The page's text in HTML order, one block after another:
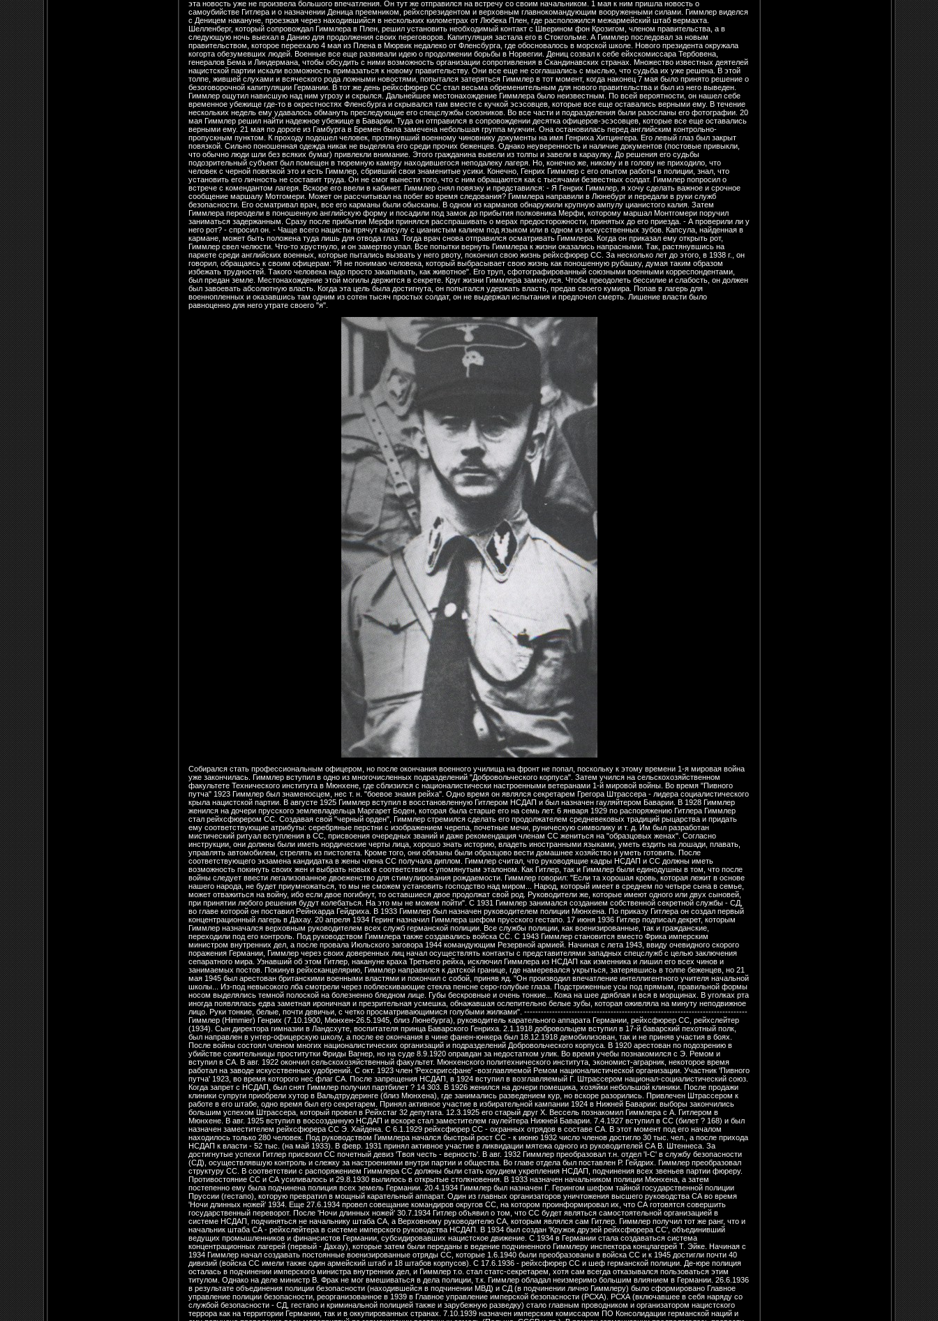
Собирался стать профессиональным офицером, но после окончания военного училища на фронт не попал, поскольку к этому времени 1-я мировая война уже закончилась. Гиммлер вступил в одно из многочисленных подразделений "Добровольческого корпуса". Затем учился на сельскохозяйственном факультете Технического института в Мюнхене, где сблизился с националистически настроенными ветеранами 1-й мировой войны. Во время "Пивного путча" 1923 Гиммлер был знаменосцем, нес т. н. "боевое знамя рейха". Одно время он являлся секретарем Грегора Штрассера - лидера социалистического крыла нацистской партии. В августе 1925 Гиммлер вступил в восстановленную Гитлером НСДАП и был назначен гауляйтером Баварии. В 1928 Гиммлер женился на дочери прусского землевладельца Маргарет Боден, которая была старше его на семь лет. 6 января 1929 по распоряжению Гитлера Гиммлер стал рейхсфюрером СС. Создавая свой "черный орден", Гиммлер стремился сделать его продолжателем средневековых традиций рыцарства и придать ему соответствующие атрибуты: серебряные перстни с изображением черепа, почетные мечи, руническую символику и т. д. Им был разработан мистический ритуал вступления в СС, присвоения очередных званий и даже рекомендация членам СС жениться на "образцовых женах". Согласно инструкции, они должны были иметь нордические черты лица, хорошо знать историю, владеть иностранными языками, уметь ездить на лошади, плавать, управлять автомобилем, стрелять из пистолета. Кроме того, они обязаны были образцово вести домашнее хозяйство и уметь готовить. После соответствующего экзамена кандидатка в жены члена СС получала диплом. Гиммлер считал, что руководящие кадры НСДАП и СС должны иметь возможность покинуть своих жен и выбрать новых в соответствии с упомянутым эталоном. Как Гитлер, так и Гиммлер были единодушны в том, что после войны следует ввести легализованное двоеженство для стимулирования рождаемости. Гиммлер говорил: "Если та хорошая кровь, которая лежит в основе нашего народа, не будет приумножаться, то мы не сможем установить господство над миром... Народ, который имеет в среднем по четыре сына в семье, может отважиться на войну, ибо если двое погибнут, то оставшиеся двое продолжат свой род. Руководители же, которые имеют одного или двух сыновей, при принятии любого решения будут колебаться. На это мы не можем пойти". С 1931 Гиммлер занимался созданием собственной секретной службы - СД, во главе которой он поставил Рейнхарда Гейдриха. В 1933 Гиммлер был назначен руководителем полиции Мюнхена. По приказу Гитлера он создал первый концентрационный лагерь в Дахау. 20 апреля 1934 Геринг назначил Гиммлера шефом прусского гестапо. 17 июня 1936 Гитлер подписал декрет, которым Гиммлер назначался верховным руководителем всех служб германской полиции. Все службы полиции, как военизированные, так и гражданские, переходили под его контроль. Под руководством Гиммлера также создавались войска СС. С 1943 Гиммлер становится вместо Фрика имперским министром внутренних дел, а после провала Июльского заговора 1944 командующим Резервной армией. Начиная с лета 1943, ввиду очевидного скорого поражения Германии, Гиммлер через своих доверенных лиц начал осуществлять контакты с представителями западных спецслужб с целью заключения сепаратного мира. Узнавший об этом Гитлер, накануне краха Третьего рейха, исключил Гиммлера из НСДАП как изменника и лишил его всех чинов и занимаемых постов. Покинув рейхсканцелярию, Гиммлер направился к датской границе, где намеревался укрыться, затерявшись в толпе беженцев, но 21 мая 1945 был арестован британскими военными властями и покончил с собой, приняв яд. "Он производил впечатление интеллигентного учителя начальной школы... Из-под невысокого лба смотрели через поблескивающие стекла пенсне серо-голубые глаза. Подстриженные усы под прямым, правильной формы носом выделялись темной полоской на болезненно бледном лице. Губы бескровные и очень тонкие... Кожа на шее дряблая и вся в морщинах. В уголках рта иногда появлялась едва заметная ироничная и презрительная усмешка, обнажавшая ослепительно белые зубы, которая оживляла на минуту неподвижное лицо. Руки тонкие, белые, почти девичьи, с четко просматривающимися голубыми жилками". -------------------------------------------------------------------------------- Гиммлер (Himmier) Генрих (7.10.1900, Мюнхен-26.5.1945, близ Люнебурга), руководитель карательного аппарата Германии, рейхсфюрер СС, рейхслейтер (1934). Сын директора гимназии в Ландсхуте, воспитателя принца Баварского Генриха. 2.1.1918 добровольцем вступил в 17-й баварский пехотный полк, был направлен в унтер-офицерскую школу, а после ее окончания в чине фанен-юнкера был 18.12.1918 демобилизован, так и не приняв участия в боях. После войны состоял членом многих националистических организаций и подразделений Добровольческого корпуса. В 1920 арестован по подозрению в убийстве сожительницы проститутки Фриды Вагнер, но на суде 8.9.1920 оправдан за недостатком улик. Во время учебы познакомился с Э. Ремом и вступил в СА. В авг. 1922 окончил сельскохозяйственный факультет. Мюнхенского политехнического института, экономист-аграрник, некоторое время работал на заводе искусственных удобрений. С окт. 1923 член 'Рехскригсфане' -возглавляемой Ремом националистической организации. Участник 'Пивного путча' 1923, во время которого нес флаг СА. После запрещения НСДАП, в 1924 вступил в возглавляемый Г. Штрассером национал-социалистический союз. Когда запрет с НСДАП, был снят Гиммлер получил партбилет ? 14 303. В 1926 женился на дочери помещика, хозяйки небольшой клиники. После продажи клиники супруги приобрели хутор в Вальдтрудеринге (близ Мюнхена), где занимались разведением кур, но вскоре разорились. Привлечен Штрассером к работе в его штабе, одно время был его секретарем. Принял активное участие в избирательной кампании 1924 в Нижней Баварии: выборы закончились большим успехом Штрассера, который провел в Рейхстаг 32 депутата. 12.3.1925 его старый друг X. Вессель познакомил Гиммлера с А. Гитлером в Мюнхене. В авг. 1925 вступил в воссозданную НСДАП и вскоре стал заместителем гаулейтера Нижней Баварии. 7.4.1927 вступил в СС (билет ? 168) и был назначен заместителем рейхсфюрера СС Э. Хайдена. С 6.1.1929 рейхсфюрер СС - охранных отрядов в составе СА. В этот момент под его началом находилось только 280 человек. Под руководством Гиммлера начался быстрый рост СС - к июню 1932 число членов достигло 30 тыс. чел., а после прихода НСДАП к власти - 52 тыс. (на май 1933). В февр. 1931 принял активное участие в ликвидации мятежа одного из руководителей СА В. Штеннеса. За достигнутые успехи Гитлер присвоил СС почетный девиз 'Твоя честь - верность'. В авг. 1932 Гиммлер преобразовал т.н. отдел 'I-С' в службу безопасности (СД), осуществлявшую контроль и слежку за настроениями внутри партии и общества. Во главе отдела был поставлен Р. Гейдрих. Гиммлер преобразовал структуру СС. В соответствии с распоряжением Гиммлера СС должны были стать орудием укрепления НСДАП, подчинения всех звеньев партии фюреру. Противостояние СС и СА усиливалось и 29.8.1930 вылилось в открытые столкновения. В 1933 назначен начальником полиции Мюнхена, а затем постепенно ему была подчинена полиция всех земель Германии. 20.4.1934 Гиммлер был назначен Г. Герингом шефом тайной государственной полиции Пруссии (гестапо), которую превратил в мощный карательный аппарат. Один из главных организаторов уничтожения высшего руководства СА во время 'Ночи длинных ножей' 1934. Еще 27.6.1934 провел совещание командиров округов СС, на котором проинформировал их, что СА готовятся совершить государственный переворот. После 'Ночи длинных ножей' 30.7.1934 Гитлер объявил о том, что СС будет являться самостоятельной организацией в системе НСДАП, подчиняться не начальнику штаба СА, а Верховному руководителю СА, которым являлся сам Гитлер. Гиммлер получил тот же ранг, что и начальник штаба СА - рейхслейтера в системе имперского руководства НСДАП. В 1934 был создан 'Кружок друзей рейхсфюрера СС', объединивший ведущих промышленников и финансистов Германии, субсидировавших нацистское движение. С 1934 в Германии стала создаваться система концентрационных лагерей (первый - Дахау), которые затем были переданы в ведение подчиненного Гиммлеру инспектора концлагерей Т. Эйке. Начиная с 1934 Гиммлер начал создавать постоянные военизированные отряды СС, которые 1.6.1940 были преобразованы в войска СС и к 1945 достигли почти 40 дивизий (войска СС имели также один армейский штаб и 18 штабов корпусов). С 17.6.1936 - рейхсфюрер СС и шеф германской полиции. Де-юре полиция осталась в подчинении имперского министра внутренних дел, и Гиммлер т.о. стал статс-секретарем, хотя сам всегда отказывался пользоваться этим титулом. Однако на деле министр В. Фрак не мог вмешиваться в дела полиции, т.к. Гиммлер обладал неизмеримо большим влиянием в Германии. 26.6.1936 в результате объединения полиции безопасности (находившейся в подчинении МВД) и СД (в подчинении лично Гиммлеру) было сформировано Главное управление полиции безопасности, реорганизованное в 1939 в Главное управление имперской безопасности (РСХА). РСХА (включавшее в себя наряду со службой безопасности - СД, гестапо и криминальной полицией также и зарубежную разведку) стало главным проводником и организатором нацистского террора как на территории Германии, так и в оккупированных странах. 7.10.1939 назначен имперским комиссаром ПО Консолидации германской наций и ему поручено проведение всех мероприятий по германизации восточных земель (Польша, СССР и др.). В рамках германизации предполагалось провести выселение (и уничтожение) миллионов поляков и русских для того, чтобы освободить место для заселения этнических немцев. 1.2.1942 в составе СС. было окончательно сформировано Главное административно-хозяйственное управление (ВФХА) во главе с О. Полем;, кроме большого числа промышленных предприятий, в ведении ВФХА находились также все концентрационные лагеря, узники которых широко использовались для принудительных работ на предприятиях СС или же сдавались в аренду крупным промышленным фирмам (в т.ч. '